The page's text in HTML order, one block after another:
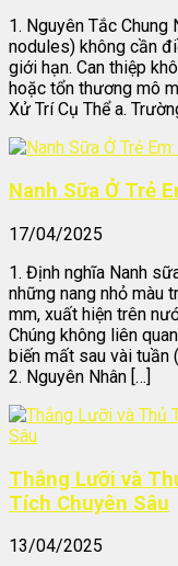
1. Nguyên Tắc Chung
nodules) không cần
giới hạn. Can thiệp
hoặc tổn thương mô
Xử Trí Cụ Thể a.
Nanh Sữa Ở Trẻ
17/04/2025
1. Định nghĩa Nanh
những nang nhỏ màu
mm, xuất hiện trên
Chúng không liên
biến mất sau vài
2. Nguyên Nhân […]
Thắng Lưỡi và
Tích Chuyên Sâu
13/04/2025